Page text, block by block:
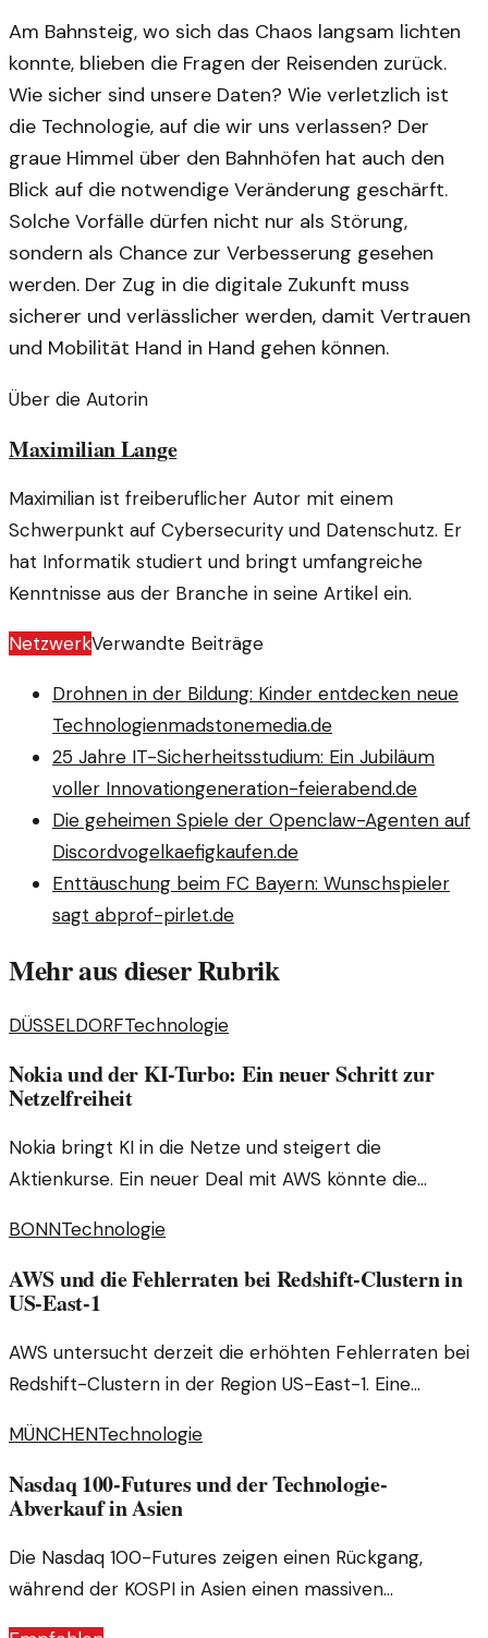
Am Bahnsteig, wo sich das Chaos langsam lichten
konnte, blieben die Fragen der Reisenden zurück.
Wie sicher sind unsere Daten? Wie verletzlich ist
die Technologie, auf die wir uns verlassen? Der
graue Himmel über den Bahnhöfen hat auch den
Blick auf die notwendige Veränderung geschärft.
Solche Vorfälle dürfen nicht nur als Störung,
sondern als Chance zur Verbesserung gesehen
werden. Der Zug in die digitale Zukunft muss
sicherer und verlässlicher werden, damit Vertrauen
und Mobilität Hand in Hand gehen können.
Über die Autorin
Maximilian Lange
Maximilian ist freiberuflicher Autor mit einem
Schwerpunkt auf Cybersecurity und Datenschutz. Er
hat Informatik studiert und bringt umfangreiche
Kenntnisse aus der Branche in seine Artikel ein.
NetzwerkVerwandte Beiträge
Drohnen in der Bildung: Kinder entdecken neue
Technologienmadstonemedia.de
25 Jahre IT-Sicherheitsstudium: Ein Jubiläum
voller Innovationgeneration-feierabend.de
Die geheimen Spiele der Openclaw-Agenten auf
Discordvogelkaefigkaufen.de
Enttäuschung beim FC Bayern: Wunschspieler
sagt abprof-pirlet.de
Mehr aus dieser Rubrik
DÜSSELDORFTechnologie
Nokia und der KI-Turbo: Ein neuer Schritt zur
Netzelfreiheit
Nokia bringt KI in die Netze und steigert die
Aktienkurse. Ein neuer Deal mit AWS könnte die
Herausforderungen mit sich bringen.
BONNTechnologie
AWS und die Fehlerraten bei Redshift-Clustern in
US-East-1
AWS untersucht derzeit die erhöhten Fehlerraten bei
Redshift-Clustern in der Region US-East-1. Eine
Bedeutung.
MÜNCHENTechnologie
Nasdaq 100-Futures und der Technologie-
Abverkauf in Asien
Die Nasdaq 100-Futures zeigen einen Rückgang,
während der KOSPI in Asien einen massiven